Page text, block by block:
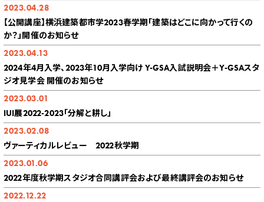
2023.04.28
【公開講座】横浜建築都市学2023春学期「建築はどこに向かって行くの
か？」開催のお知らせ
2023.04.13
2024年4月入学、2023年10月入学向け Y-GSA入試説明会＋Y-GSAスタ
ジオ見学会 開催のお知らせ
2023.03.01
IUI展2022-2023「分解と耕し」
2023.02.08
ヴァーティカルレビュー 2022秋学期
2023.01.06
2022年度秋学期スタジオ合同講評会および最終講評会のお知らせ
2022.12.22